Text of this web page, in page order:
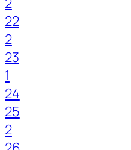
22
2
23
1
24
25
2